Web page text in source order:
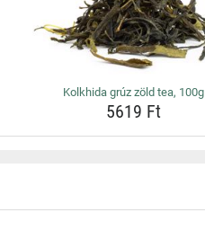
Kolkhida grúz zöld tea, 100g
5619 Ft